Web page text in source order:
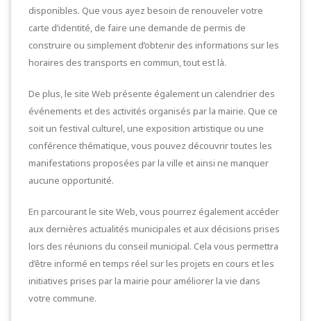
disponibles. Que vous ayez besoin de renouveler votre
carte d’identité, de faire une demande de permis de
construire ou simplement d’obtenir des informations sur les
horaires des transports en commun, tout est là.
De plus, le site Web présente également un calendrier des
événements et des activités organisés par la mairie. Que ce
soit un festival culturel, une exposition artistique ou une
conférence thématique, vous pouvez découvrir toutes les
manifestations proposées par la ville et ainsi ne manquer
aucune opportunité.
En parcourant le site Web, vous pourrez également accéder
aux dernières actualités municipales et aux décisions prises
lors des réunions du conseil municipal. Cela vous permettra
d’être informé en temps réel sur les projets en cours et les
initiatives prises par la mairie pour améliorer la vie dans
votre commune.